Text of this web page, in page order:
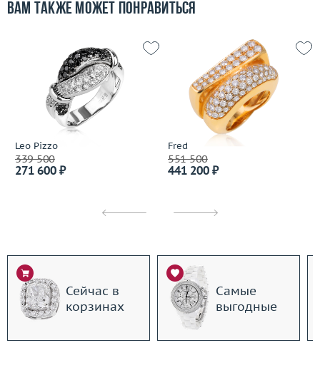
Вам также может понравиться
Leo Pizzo
339 500
271 600 ₽
Fred
551 500
441 200 ₽
Сейчас в
корзинах
Самые
выгодные